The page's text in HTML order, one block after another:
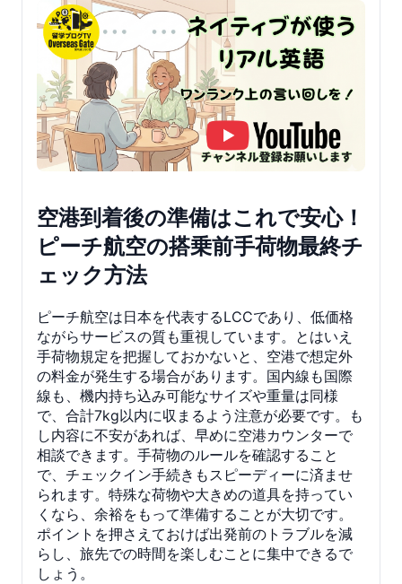
空港到着後の準備はこれで安心！
ピーチ航空の搭乗前手荷物最終チ
ェック方法
ピーチ航空は日本を代表するLCCであり、低価格
ながらサービスの質も重視しています。とはいえ
手荷物規定を把握しておかないと、空港で想定外
の料金が発生する場合があります。国内線も国際
線も、機内持ち込み可能なサイズや重量は同様
で、合計7kg以内に収まるよう注意が必要です。も
し内容に不安があれば、早めに空港カウンターで
相談できます。手荷物のルールを確認すること
で、チェックイン手続きもスピーディーに済ませ
られます。特殊な荷物や大きめの道具を持ってい
くなら、余裕をもって準備することが大切です。
ポイントを押さえておけば出発前のトラブルを減
らし、旅先での時間を楽しむことに集中できるで
しょう。